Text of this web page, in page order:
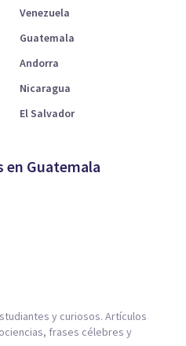
Venezuela
Guatemala
Andorra
Nicaragua
El Salvador
en Guatemala
y curiosos. Artículos
frases célebres y